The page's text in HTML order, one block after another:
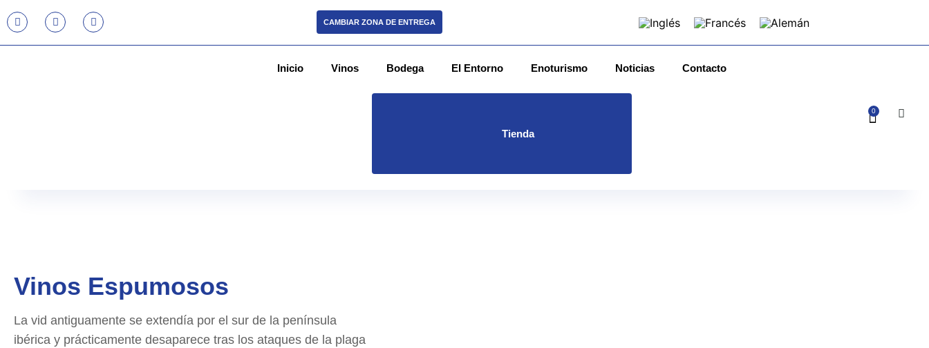
CAMBIAR ZONA DE ENTREGA
Inicio Vinos Bodega El Entorno Enoturismo Noticias Contacto
Tienda
0
Vinos Espumosos
La vid antiguamente se extendía por el sur de la península
ibérica y prácticamente desaparece tras los ataques de la plaga